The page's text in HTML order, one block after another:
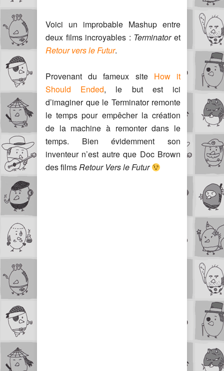
Voici un improbable Mashup entre
deux films incroyables : Terminatoret
Retour vers le Futur.
Provenant du fameux site How it
Should Ended, le but est ici
d’imaginer que le Terminator remonte
le temps pour empêcher la création
de la machine à remonter dans le
temps. Bien évidemment son
inventeur n’est autre que Doc Brown
des filmsRetour Vers le Futur